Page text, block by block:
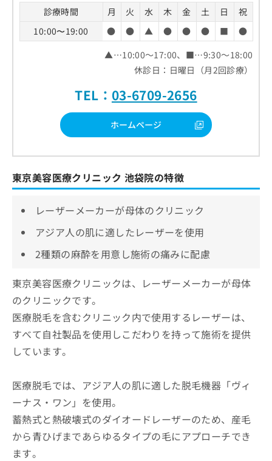
診療時間 月 火 水 木 金 土 日
祝
10:00〜19:00
● ● ▲ ● ● ● ■
●
▲…10:00～17:00、■…9:30～18:00
休診日：日曜日（月2回診療）
TEL： 03-6709-2656
ホームページ
東京美容医療クリニック 池袋院の特徴
レーザーメーカーが母体のクリニック
アジア人の肌に適したレーザーを使用
2種類の麻酔を用意し施術の痛みに配慮
東京美容医療クリニックは、レーザーメーカーが母体
のクリニックです。
医療脱毛を含むクリニック内で使用するレーザーは、
すべて自社製品を使用しこだわりを持って施術を提供
しています。
医療脱毛では、アジア人の肌に適した脱毛機器「ヴィ
ーナス・ワン」を使用。
蓄熱式と熱破壊式のダイオードレーザーのため、産毛
から青ひげまであらゆるタイプの毛にアプローチでき
ます。